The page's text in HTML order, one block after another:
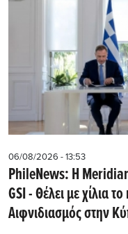
06/08/2026 - 13:53
PhileNews: Η
GSI - Θέλει με χίλια
Αιφνιδιασμός στην